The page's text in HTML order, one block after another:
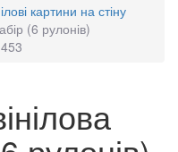
картини на стіну
(6 рулонів)